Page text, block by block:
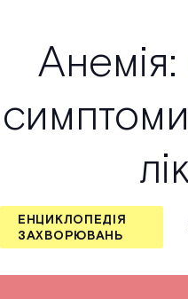
ЕНЦИКЛОПЕДІЯ
ЗАХВОРЮВАНЬ